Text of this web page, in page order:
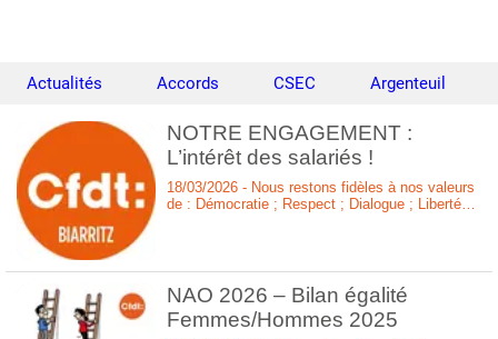
Actualités Accords CSEC Argenteuil
NOTRE ENGAGEMENT :
L’intérêt des salariés !
18/03/2026 - Nous restons fidèles à nos valeurs
de : Démocratie ; Respect ; Dialogue ; Liberté
NAO 2026 – Bilan égalité
Femmes/Hommes 2025